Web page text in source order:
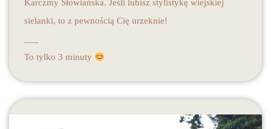
Karczmy Słowiańska. Jeśli lubisz stylistykę wiejskiej
sielanki, to z pewnością Cię urzeknie!
To tylko 3 minuty